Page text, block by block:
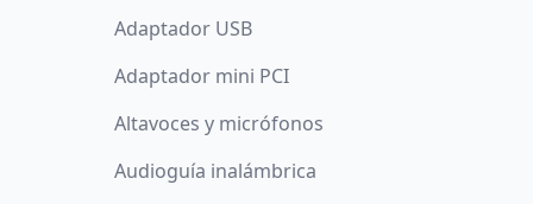
Adaptador USB
Adaptador mini PCI
Altavoces y micrófonos
Audioguía inalámbrica